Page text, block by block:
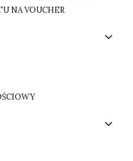
NA VOUCHER